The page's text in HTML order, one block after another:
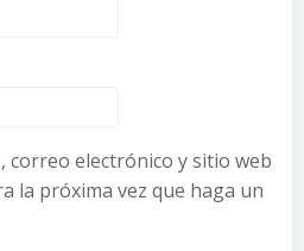
correo electrónico y sitio web
la próxima vez que haga un